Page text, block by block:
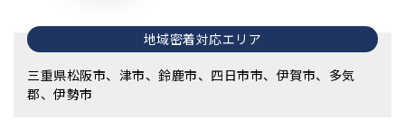
地域密着対応エリア
三重県松阪市、津市、鈴鹿市、四日市市、伊賀市、多気
郡、伊勢市